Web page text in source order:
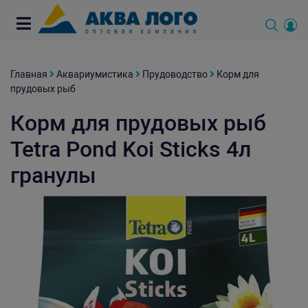
Главная Аквариумистика Прудоводство
Корм для
прудовых рыб
Корм для прудовых рыб
Tetra Pond Koi Sticks 4л
гранулы